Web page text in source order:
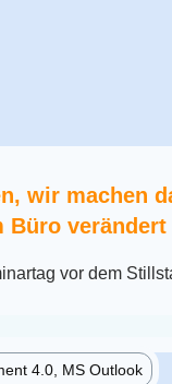
wir machen
verändert
vor dem
4.0, MS Outlook